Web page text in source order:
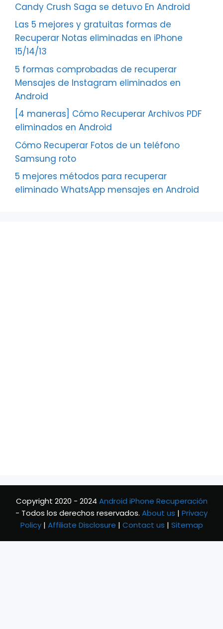
Candy Crush Saga se detuvo En Android
Las 5 mejores y gratuitas formas de
Recuperar Notas eliminadas en iPhone
15/14/13
5 formas comprobadas de recuperar
Mensajes de Instagram eliminados en
Android
[4 maneras] Cómo Recuperar Archivos PDF
eliminados en Android
Cómo Recuperar Fotos de un teléfono
Samsung roto
5 mejores métodos para recuperar
eliminado WhatsApp mensajes en Android
Copyright 2020 - 2024 Android iPhone Recuperación
- Todos los derechos reservados. About us | Privacy
Policy | Affiliate Disclosure | Contact us | Sitemap